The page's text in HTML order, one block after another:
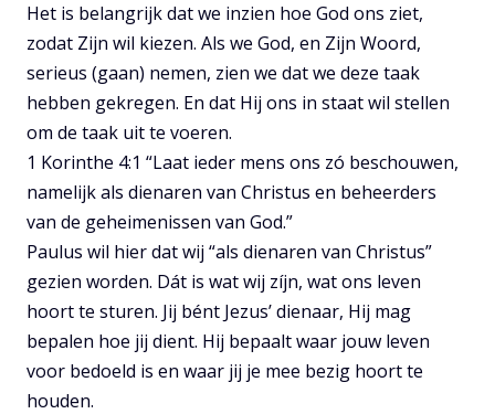
Het is belangrijk dat we inzien hoe God ons ziet,
zodat Zijn wil kiezen. Als we God, en Zijn Woord,
serieus (gaan) nemen, zien we dat we deze taak
hebben gekregen. En dat Hij ons in staat wil stellen
om de taak uit te voeren.
1 Korinthe 4:1 “Laat ieder mens ons zó beschouwen,
namelijk als dienaren van Christus en beheerders
van de geheimenissen van God.”
Paulus wil hier dat wij “als dienaren van Christus”
gezien worden. Dát is wat wij zíjn, wat ons leven
hoort te sturen. Jij bént Jezus’ dienaar, Hij mag
bepalen hoe jij dient. Hij bepaalt waar jouw leven
voor bedoeld is en waar jij je mee bezig hoort te
houden.